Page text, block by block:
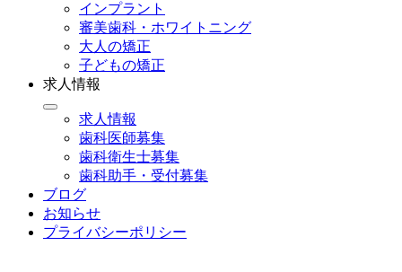
インプラント
審美歯科・ホワイトニング
大人の矯正
子どもの矯正
求人情報
求人情報
歯科医師募集
歯科衛生士募集
歯科助手・受付募集
ブログ
お知らせ
プライバシーポリシー